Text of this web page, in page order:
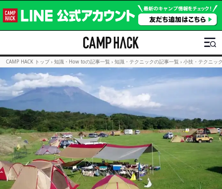
CAMP HACK トップ › 知識・How toの記事一覧 › 知識・テクニックの記事一覧 › 小技・テクニッ